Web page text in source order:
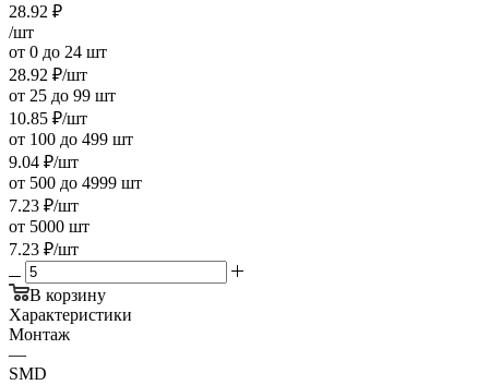
28.92 ₽
/шт
от 0 до 24 шт
28.92 ₽/шт
от 25 до 99 шт
10.85 ₽/шт
от 100 до 499 шт
9.04 ₽/шт
от 500 до 4999 шт
7.23 ₽/шт
от 5000 шт
7.23 ₽/шт
В корзину
Характеристики
Монтаж
—
SMD